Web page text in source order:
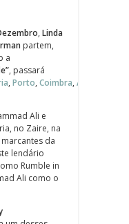
, Linda
partem,
a
, passará
, Porto, Coimbra, Alpedrinha
Ali e
no Zaire, na
da
lendário
Rumble in
Ali como o